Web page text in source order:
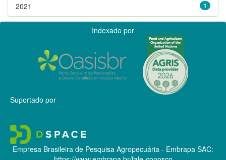
1
2021
Indexado por
Suportado por
Empresa Brasileira de Pesquisa Agropecuária - Embrapa SAC: